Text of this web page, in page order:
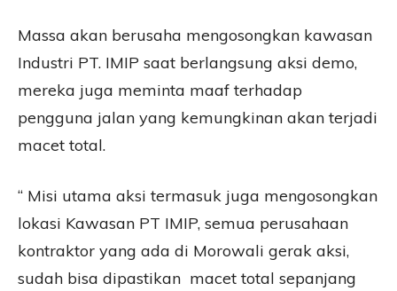
Massa akan berusaha mengosongkan kawasan
Industri PT. IMIP saat berlangsung aksi demo,
mereka juga meminta maaf terhadap
pengguna jalan yang kemungkinan akan terjadi
macet total.
“ Misi utama aksi termasuk juga mengosongkan
lokasi Kawasan PT IMIP, semua perusahaan
kontraktor yang ada di Morowali gerak aksi,
sudah bisa dipastikan macet total sepanjang